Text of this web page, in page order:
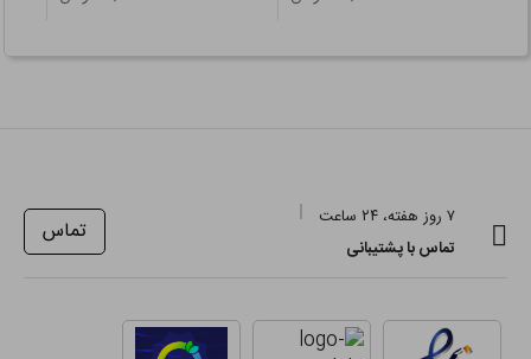
۷ روز هفته، ۲۴ ساعت
تماس با پشتیبانی
تماس